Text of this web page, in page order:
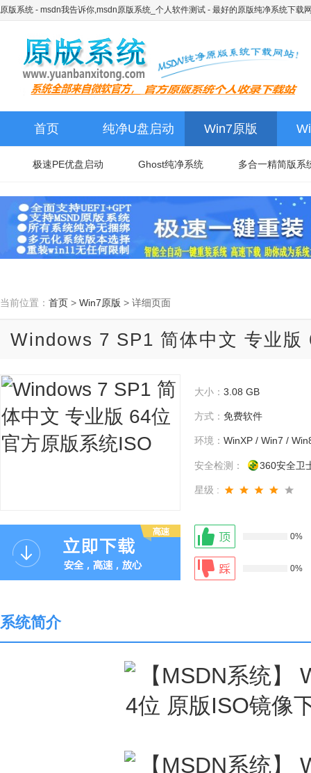
原版系统 - msdn我告诉你,msdn原版系统_个人软件测试 - 最好的原版纯净系统下载
首页 纯净U盘启动 Win7原版
极速PE优盘启动 Ghost纯净系统 多合一精简版系
当前位置： 首页 > Win7原版 > 详细页面
Windows 7 SP1 简体中文 专业版
大小： 3.08 GB
方式： 免费软件
环境： WinXP / Win7 /
安全检测： 360安全卫
星级 :
0%
0%
系统简介